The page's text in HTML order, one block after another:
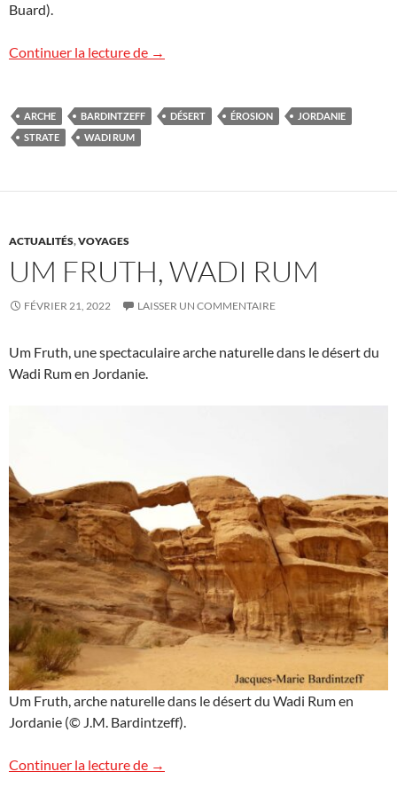
Buard).
Continuer la lecture de Arche minérale, Wadi Rum
→
ARCHE BARDINTZEFF DÉSERT ÉROSION
JORDANIE
STRATE
WADI RUM
ACTUALITÉS,VOYAGES
UM FRUTH, WADI RUM
FÉVRIER 21, 2022 LAISSER UN COMMENTAIRE
Um Fruth, une spectaculaire arche naturelle dans le désert du
Wadi Rum en Jordanie.
Um Fruth, arche naturelle dans le désert du Wadi Rum en
Jordanie (© J.M. Bardintzeff).
Continuer la lecture de Um Fruth, Wadi Rum
→